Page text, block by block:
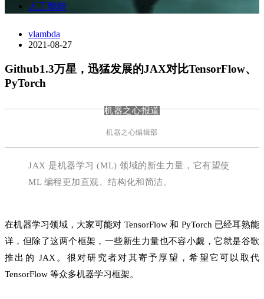
人工智能
vlambda
2021-08-27
Github1.3万星，迅猛发展的JAX对比TensorFlow、
PyTorch
机器之心报道
机器之心编辑部
JAX 是机器学习 (ML) 领域的新生力量，它有望使
ML 编程更加直观、结构化和简洁。
在机器学习领域，大家可能对 TensorFlow 和 PyTorch 已经耳熟能
详，但除了这两个框架，一些新生力量也不容小觑，它就是谷歌
推出的 JAX。很对研究者对其寄予厚望，希望它可以取代
TensorFlow 等众多机器学习框架。